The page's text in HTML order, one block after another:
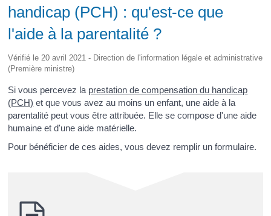
handicap (PCH) : qu'est-ce que
l'aide à la parentalité ?
Vérifié le 20 avril 2021 - Direction de l'information légale et administrative
(Première ministre)
Si vous percevez la prestation de compensation du handicap
(PCH) et que vous avez au moins un enfant, une aide à la
parentalité peut vous être attribuée. Elle se compose d'une aide
humaine et d'une aide matérielle.
Pour bénéficier de ces aides, vous devez remplir un formulaire.